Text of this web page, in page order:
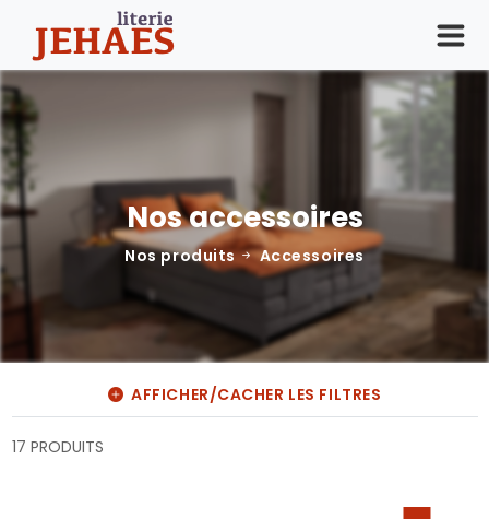
Nos accessoires
Nos produits Accessoires
AFFICHER/CACHER LES FILTRES
17 PRODUITS